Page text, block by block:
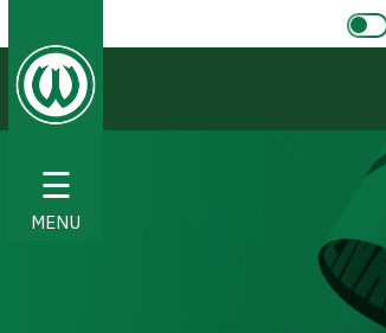
☰
MENU